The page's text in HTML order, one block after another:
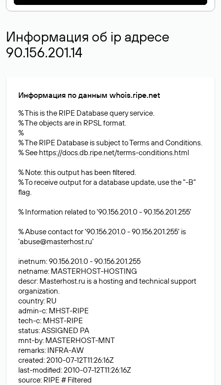
Информация об ip адресе
90.156.201.14
Информация по данным whois.ripe.net
% This is the RIPE Database query service.
% The objects are in RPSL format.
%
% The RIPE Database is subject to Terms and Conditions.
% See https://docs.db.ripe.net/terms-conditions.html
% Note: this output has been filtered.
% To receive output for a database update, use the "-B"
flag.
% Information related to '90.156.201.0 - 90.156.201.255'
% Abuse contact for '90.156.201.0 - 90.156.201.255' is
'abuse@masterhost.ru'
inetnum: 90.156.201.0 - 90.156.201.255
netname: MASTERHOST-HOSTING
descr: Masterhost.ru is a hosting and technical support
organization.
country: RU
admin-c: MHST-RIPE
tech-c: MHST-RIPE
status: ASSIGNED PA
mnt-by: MASTERHOST-MNT
remarks: INFRA-AW
created: 2010-07-12T11:26:16Z
last-modified: 2010-07-12T11:26:16Z
source: RIPE # Filtered